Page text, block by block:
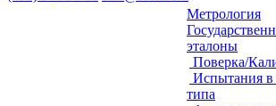
Метрология
эталоны
Поверка/
Испытания в
типа